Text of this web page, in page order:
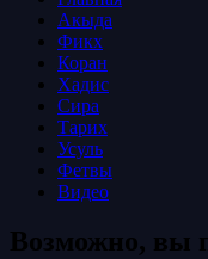
Акыда
Фикх
Коран
Хадис
Сира
Тарих
Усуль
Фетвы
Видео
Возможно, вы